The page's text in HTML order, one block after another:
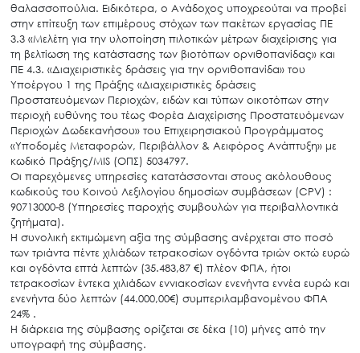
θαλασσοπούλια. Ειδικότερα, ο Ανάδοχος υποχρεούται να προβεί
στην επίτευξη των επιμέρους στόχων των πακέτων εργασίας ΠΕ
3.3 «Μελέτη για την υλοποίηση πιλοτικών μέτρων διαχείρισης για
τη βελτίωση της κατάστασης των βιοτόπων ορνιθοπανίδας» και
ΠΕ 4.3. «Διαχειριστικές δράσεις για την ορνιθοπανίδα» του
Υποέργου 1 της Πράξης «Διαχειριστικές δράσεις
Προστατευόμενων Περιοχών, ειδών και τύπων οικοτόπων στην
περιοχή ευθύνης του τέως Φορέα Διαχείρισης Προστατευόμενων
Περιοχών Δωδεκανήσου» του Επιχειρησιακού Προγράμματος
«Υποδομές Μεταφορών, Περιβάλλον & Αειφόρος Ανάπτυξη» με
κωδικό Πράξης/MIS (ΟΠΣ) 5034797.
Οι παρεχόμενες υπηρεσίες κατατάσσονται στους ακόλουθους
κωδικούς του Κοινού Λεξιλογίου δημοσίων συμβάσεων (CPV) :
90713000-8 (Υπηρεσίες παροχής συμβουλών για περιβαλλοντικά
ζητήματα).
Η συνολική εκτιμώμενη αξία της σύμβασης ανέρχεται στο ποσό
των τριάντα πέντε χιλιάδων τετρακοσίων ογδόντα τριών οκτώ ευρώ
και ογδόντα επτά λεπτών (35.483,87 €) πλέον ΦΠΑ, ήτοι
τετρακοσίων έντεκα χιλιάδων εννιακοσίων ενενήντα εννέα ευρώ και
ενενήντα δύο λεπτών (44.000,00€) συμπεριλαμβανομένου ΦΠΑ
24% .
Η διάρκεια της σύμβασης ορίζεται σε δέκα (10) μήνες από την
υπογραφή της σύμβασης.